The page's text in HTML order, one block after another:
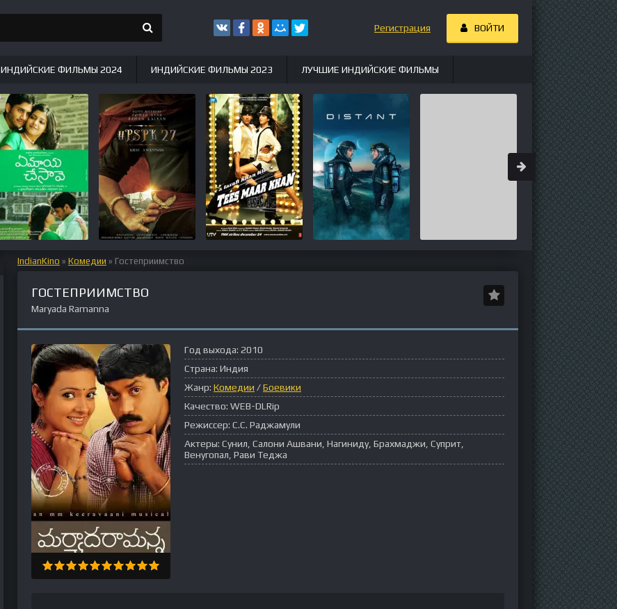
IndianKino » Комедии » Гостеприимство
ГОСТЕПРИИМСТВО
Maryada Ramanna
Год выхода: 2010
Страна: Индия
Жанр: Комедии /Боевики
Качество: WEB-DLRip
Режиссер: С.С. Раджамули
Актеры: Сунил, Салони Ашвани, Нагиниду, Брахмаджи, Суприт,
Венугопал, Рави Теджа
Регистрация ВОЙТИ
ИНДИЙСКИЕ ФИЛЬМЫ 2024 ИНДИЙСКИЕ ФИЛЬМЫ 2023 ЛУЧШИЕ ИНДИЙСКИЕ ФИЛЬМЫ